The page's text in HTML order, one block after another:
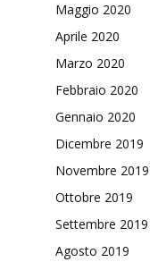
Maggio 2020
Aprile 2020
Marzo 2020
Febbraio 2020
Gennaio 2020
Dicembre 2019
Novembre 2019
Ottobre 2019
Settembre 2019
Agosto 2019